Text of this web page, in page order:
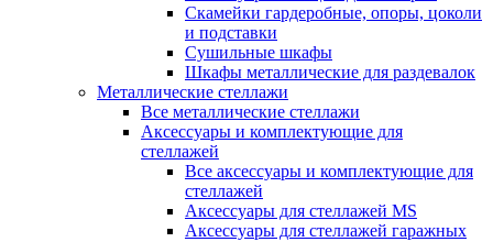
Скамейки гардеробные, опоры, цоколи
и подставки
Сушильные шкафы
Шкафы металлические для раздевалок
Металлические стеллажи
Все металлические стеллажи
Аксессуары и комплектующие для
стеллажей
Все аксессуары и комплектующие для
стеллажей
Аксессуары для стеллажей MS
Аксессуары для стеллажей гаражных